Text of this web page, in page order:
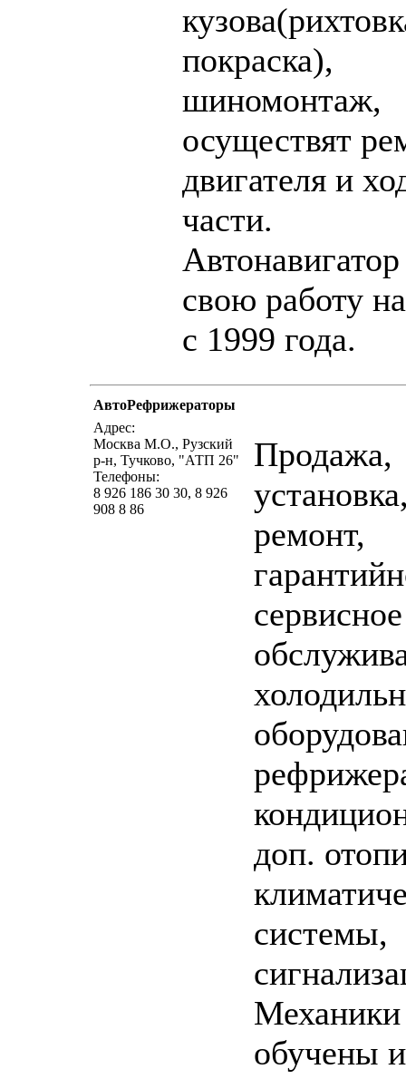
покраска),
шиномонтаж,
осуществят
двигателя и
части.
свою работу
с 1999 года.
АвтоРефрижераторы
Адрес:
Москва М.О., Рузский
р-н, Тучково, "АТП 26"
Телефоны:
8 926 186 30 30, 8 926
908 8 86
Продажа,
ремонт,
сервисное
доп.
системы,
Механики
обучены и